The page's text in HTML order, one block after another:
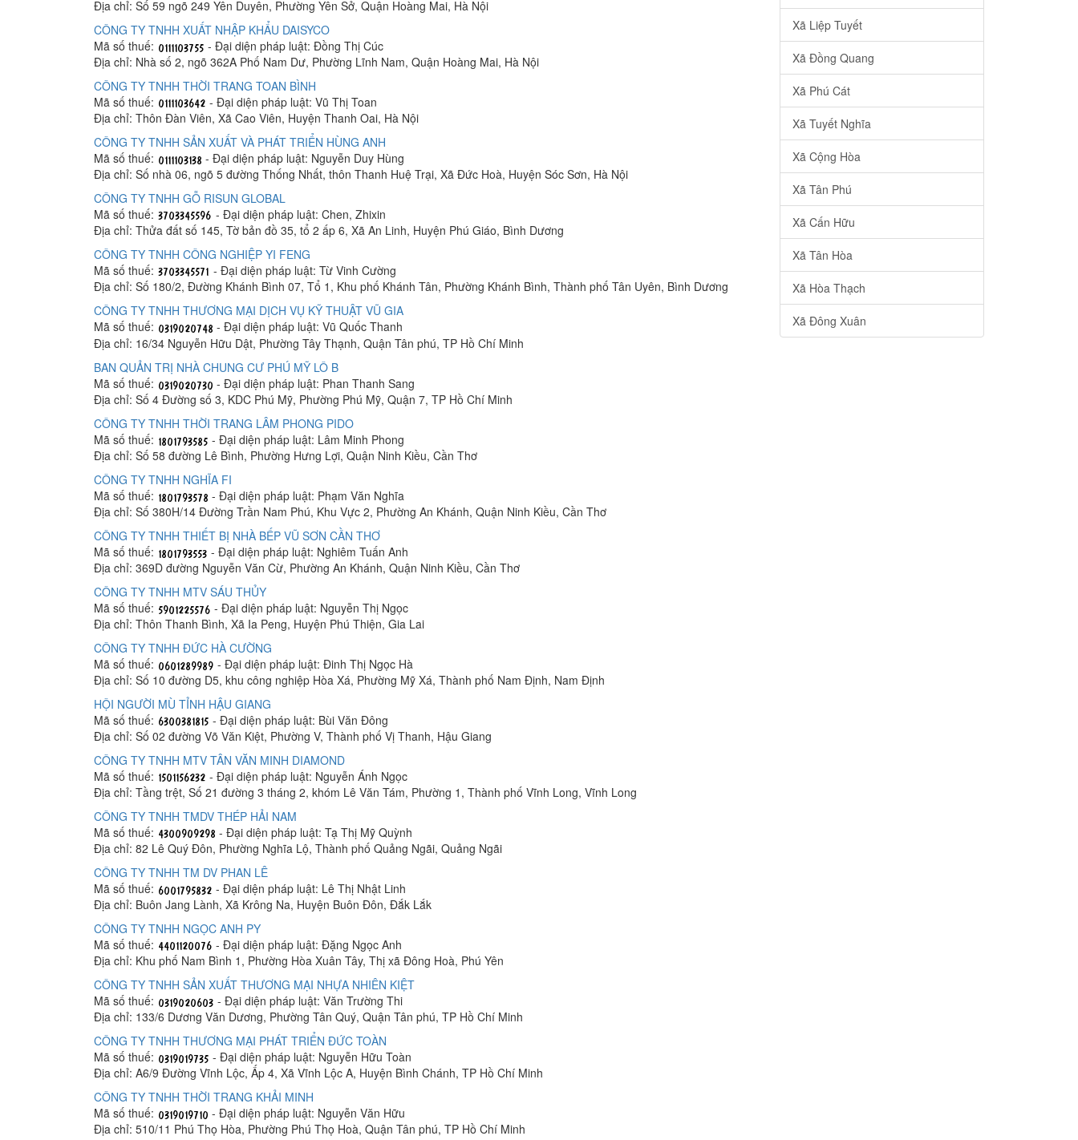
Địa chỉ: Số 59 ngõ 249 Yên Duyên, Phường Yên Sở, Quận Hoàng Mai, Hà Nội
CÔNG TY TNHH XUẤT NHẬP KHẨU DAISYCO
Mã số thuế:
- Đại diện pháp luật: Đồng Thị Cúc
Địa chỉ: Nhà số 2, ngõ 362A Phố Nam Dư, Phường Lĩnh Nam, Quận Hoàng Mai, Hà Nội
CÔNG TY TNHH THỜI TRANG TOAN BÌNH
Mã số thuế:
- Đại diện pháp luật: Vũ Thị Toan
Địa chỉ: Thôn Đàn Viên, Xã Cao Viên, Huyện Thanh Oai, Hà Nội
CÔNG TY TNHH SẢN XUẤT VÀ PHÁT TRIỂN HÙNG ANH
Mã số thuế:
- Đại diện pháp luật: Nguyễn Duy Hùng
Địa chỉ: Số nhà 06, ngõ 5 đường Thống Nhất, thôn Thanh Huệ Trại, Xã Đức Hoà, Huyện Sóc Sơn, Hà Nội
CÔNG TY TNHH GỖ RISUN GLOBAL
Mã số thuế:
- Đại diện pháp luật: Chen, Zhixin
Địa chỉ: Thửa đất số 145, Tờ bản đồ 35, tổ 2 ấp 6, Xã An Linh, Huyện Phú Giáo, Bình Dương
CÔNG TY TNHH CÔNG NGHIỆP YI FENG
Mã số thuế:
- Đại diện pháp luật: Từ Vinh Cường
Địa chỉ: Số 180/2, Đường Khánh Bình 07, Tổ 1, Khu phố Khánh Tân, Phường Khánh Bình, Thành phố Tân Uyên, Bình Dương
CÔNG TY TNHH THƯƠNG MẠI DỊCH VỤ KỸ THUẬT VŨ GIA
Mã số thuế:
- Đại diện pháp luật: Vũ Quốc Thanh
Địa chỉ: 16/34 Nguyễn Hữu Dật, Phường Tây Thạnh, Quận Tân phú, TP Hồ Chí Minh
BAN QUẢN TRỊ NHÀ CHUNG CƯ PHÚ MỸ LÔ B
Mã số thuế:
- Đại diện pháp luật: Phan Thanh Sang
Địa chỉ: Số 4 Đường số 3, KDC Phú Mỹ, Phường Phú Mỹ, Quận 7, TP Hồ Chí Minh
CÔNG TY TNHH THỜI TRANG LÂM PHONG PIDO
Mã số thuế:
- Đại diện pháp luật: Lâm Minh Phong
Địa chỉ: Số 58 đường Lê Bình, Phường Hưng Lợi, Quận Ninh Kiều, Cần Thơ
CÔNG TY TNHH NGHĨA FI
Mã số thuế:
- Đại diện pháp luật: Phạm Văn Nghĩa
Địa chỉ: Số 380H/14 Đường Trần Nam Phú, Khu Vực 2, Phường An Khánh, Quận Ninh Kiều, Cần Thơ
CÔNG TY TNHH THIẾT BỊ NHÀ BẾP VŨ SƠN CẦN THƠ
Mã số thuế:
- Đại diện pháp luật: Nghiêm Tuấn Anh
Địa chỉ: 369D đường Nguyễn Văn Cừ, Phường An Khánh, Quận Ninh Kiều, Cần Thơ
CÔNG TY TNHH MTV SÁU THỦY
Mã số thuế:
- Đại diện pháp luật: Nguyễn Thị Ngọc
Địa chỉ: Thôn Thanh Bình, Xã Ia Peng, Huyện Phú Thiện, Gia Lai
CÔNG TY TNHH ĐỨC HÀ CƯỜNG
Mã số thuế:
- Đại diện pháp luật: Đinh Thị Ngọc Hà
Địa chỉ: Số 10 đường D5, khu công nghiệp Hòa Xá, Phường Mỹ Xá, Thành phố Nam Định, Nam Định
HỘI NGƯỜI MÙ TỈNH HẬU GIANG
Mã số thuế:
- Đại diện pháp luật: Bùi Văn Đông
Địa chỉ: Số 02 đường Võ Văn Kiệt, Phường V, Thành phố Vị Thanh, Hậu Giang
CÔNG TY TNHH MTV TÂN VĂN MINH DIAMOND
Mã số thuế:
- Đại diện pháp luật: Nguyễn Ánh Ngọc
Địa chỉ: Tầng trệt, Số 21 đường 3 tháng 2, khóm Lê Văn Tám, Phường 1, Thành phố Vĩnh Long, Vĩnh Long
CÔNG TY TNHH TMDV THÉP HẢI NAM
Mã số thuế:
- Đại diện pháp luật: Tạ Thị Mỹ Quỳnh
Địa chỉ: 82 Lê Quý Đôn, Phường Nghĩa Lộ, Thành phố Quảng Ngãi, Quảng Ngãi
CÔNG TY TNHH TM DV PHAN LÊ
Mã số thuế:
- Đại diện pháp luật: Lê Thị Nhật Linh
Địa chỉ: Buôn Jang Lành, Xã Krông Na, Huyện Buôn Đôn, Đắk Lắk
CÔNG TY TNHH NGỌC ANH PY
Mã số thuế:
- Đại diện pháp luật: Đặng Ngọc Anh
Địa chỉ: Khu phố Nam Bình 1, Phường Hòa Xuân Tây, Thị xã Đông Hoà, Phú Yên
CÔNG TY TNHH SẢN XUẤT THƯƠNG MẠI NHỰA NHIÊN KIỆT
Mã số thuế:
- Đại diện pháp luật: Văn Trường Thi
Địa chỉ: 133/6 Dương Văn Dương, Phường Tân Quý, Quận Tân phú, TP Hồ Chí Minh
CÔNG TY TNHH THƯƠNG MẠI PHÁT TRIỂN ĐỨC TOÀN
Mã số thuế:
- Đại diện pháp luật: Nguyễn Hữu Toàn
Địa chỉ: A6/9 Đường Vĩnh Lộc, Ấp 4, Xã Vĩnh Lộc A, Huyện Bình Chánh, TP Hồ Chí Minh
CÔNG TY TNHH THỜI TRANG KHẢI MINH
Mã số thuế:
- Đại diện pháp luật: Nguyễn Văn Hữu
Địa chỉ: 510/11 Phú Thọ Hòa, Phường Phú Thọ Hoà, Quận Tân phú, TP Hồ Chí Minh
Xã Liệp Tuyết
Xã Đồng Quang
Xã Phú Cát
Xã Tuyết Nghĩa
Xã Cộng Hòa
Xã Tân Phú
Xã Cấn Hữu
Xã Tân Hòa
Xã Hòa Thạch
Xã Đông Xuân